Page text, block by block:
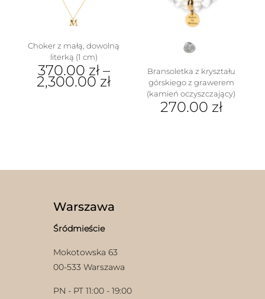
Choker z małą, dowolną
literką (1 cm)
370.00 zł–
2,300.00 zł
produktu
Bransoletka z kryształu
górskiego z grawerem
(kamień oczyszczający)
270.00 zł
Warszawa
Śródmieście
Mokotowska 63
00-533 Warszawa
PN - PT 11:00 - 19:00